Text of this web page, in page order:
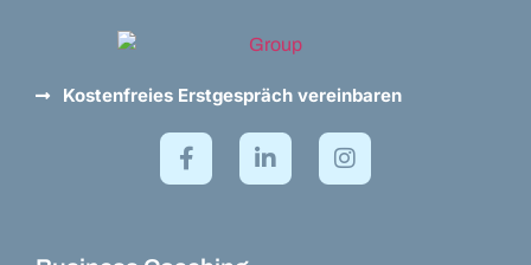
Kostenfreies Erstgespräch vereinbaren